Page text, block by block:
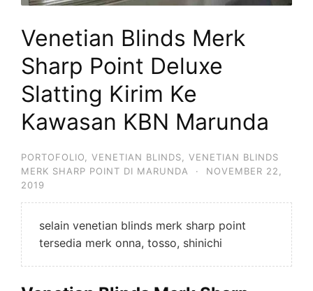
Venetian Blinds Merk
Sharp Point Deluxe
Slatting Kirim Ke
Kawasan KBN Marunda
PORTOFOLIO, VENETIAN BLINDS, VENETIAN BLINDS
MERK SHARP POINT DI MARUNDA
·
NOVEMBER 22,
2019
selain venetian blinds merk sharp point
tersedia merk onna, tosso, shinichi